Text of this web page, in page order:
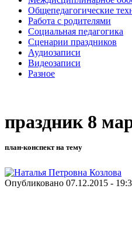
Общепедагогические
Работа с родителями
Социальная педагогика
Сценарии праздников
Аудиозаписи
Видеозаписи
Разное
праздник 8
план-конспект на тему
Опубликовано 07.12.2015 -